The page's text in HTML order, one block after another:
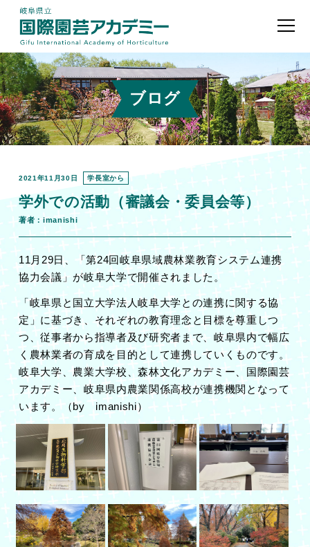
ブログ
2021年11月30日 学長室から
学外での活動（審議会・委員会等）
著者：imanishi
11月 29日、「第24回岐阜県域農林業教育システム連携
協力会議」が岐阜大学で開催されました。
「岐阜県と国立大学法人岐阜大学との連携に関する協
定」に基づき、それぞれの教育理念と目標を尊重しつ
つ、従事者から指導者及び研究者まで、岐阜県内で幅広
く農林業者の育成を目的として連携していくものです。
岐阜大学、農業大学校、森林文化アカデミー、国際園芸
アカデミー、岐阜県内農業関係高校が連携機関となって
います。（by imanishi）